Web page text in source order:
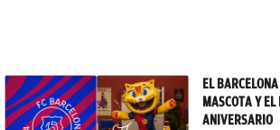
EL
MASCOTA Y
ANIVERSARIO